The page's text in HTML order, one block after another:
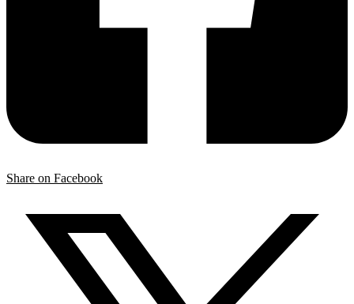
Share on Facebook